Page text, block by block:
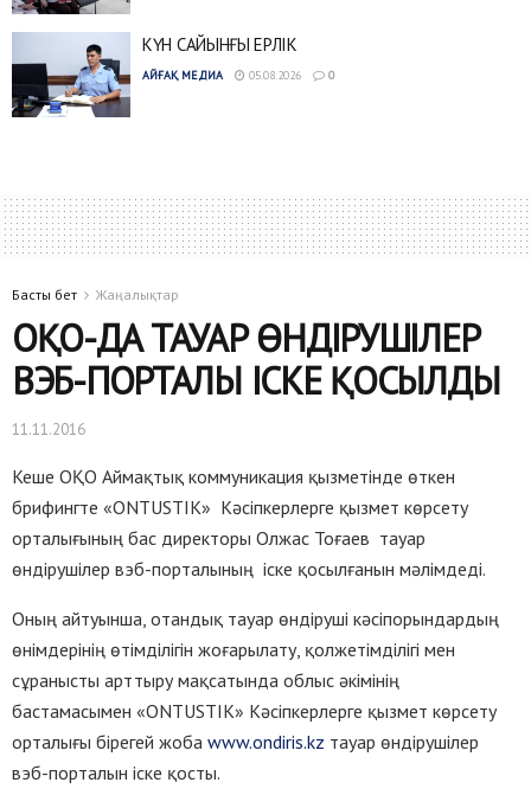
КҮН САЙЫНҒЫ ЕРЛІК
АЙҒАҚ МЕДИА 05.08.2026 0
Басты бет Жаңалықтар
ОҚО-ДА ТАУАР ӨНДІРУШІЛЕР
ВЭБ-ПОРТАЛЫ ІСКЕ ҚОСЫЛДЫ
11.11.2016
Кеше ОҚО Аймақтық коммуникация қызметінде өткен
брифингте «ONTUSTIK» Кәсіпкерлерге қызмет көрсету
орталығының бас директоры Олжас Тоғаев тауар
өндірушілер вэб-порталының іске қосылғанын мәлімдеді.
Оның айтуынша, отандық тауар өндіруші кәсіпорындардың
өнімдерінің өтімділігін жоғарылату, қолжетімділігі мен
сұранысты арттыру мақсатында облыс әкімінің
бастамасымен «ONTUSTIK» Кәсіпкерлерге қызмет көрсету
орталығы бірегей жоба www.ondiris.kz тауар өндірушілер
вэб-порталын іске қосты.